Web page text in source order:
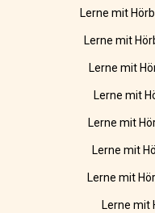
Lerne mit
Lerne mit
Lerne mit
Lerne mit
Lerne mit
Lerne mit
Lerne mit
Lerne mit